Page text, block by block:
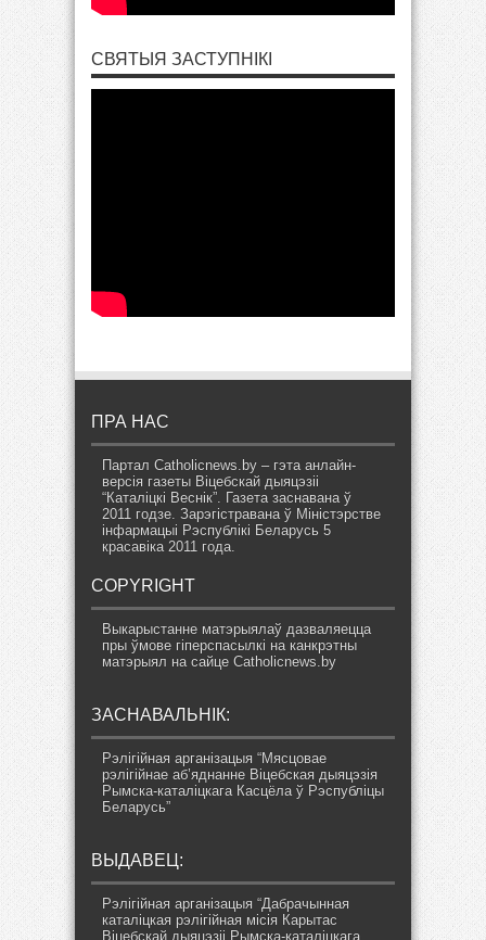
СВЯТЫЯ ЗАСТУПНІКІ
ПРА НАС
Партал Catholicnews.by – гэта анлайн-
версія газеты Віцебскай дыяцэзіі
“Каталіцкі Веснік”. Газета заснавана ў
2011 годзе. Зарэгістравана ў Міністэрстве
інфармацыі Рэспублікі Беларусь 5
красавіка 2011 года.
COPYRIGHT
Выкарыстанне матэрыялаў дазваляецца
пры ўмове гіперспасылкі на канкрэтны
матэрыял на сайце Catholicnews.by
ЗАСНАВАЛЬНІК:
Рэлігійная арганізацыя “Мясцовае
рэлігійнае аб’яднанне Віцебская дыяцэзія
Рымска-каталіцкага Касцёла ў Рэспубліцы
Беларусь”
ВЫДАВЕЦ:
Рэлігійная арганізацыя “Дабрачынная
каталіцкая рэлігійная місія Карытас
Віцебскай дыяцэзіі Рымска-каталіцкага